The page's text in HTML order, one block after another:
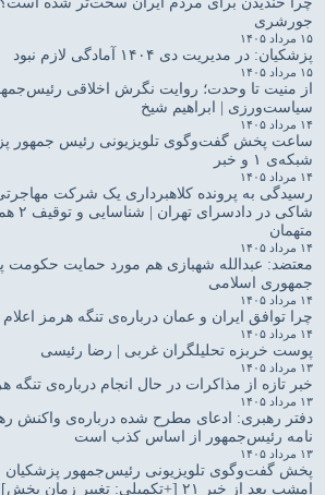
جورشری
۱۵ مرداد ۱۴۰۵
پزشکیان: در مدیریت دی ۱۴۰۴ آمادگی لازم نبود
۱۵ مرداد ۱۴۰۵
از منیت تا وحدت؛ روایت نگرش اخلاقی
سیاست‌ورزی | ابراهیم شیخ
۱۴ مرداد ۱۴۰۵
ساعت پخش گفت‌وگوی تلویزیونی رئیس جمهور
شبکه‌ی ۱ و خبر
۱۴ مرداد ۱۴۰۵
شاکی در
متهمان
۱۴ مرداد ۱۴۰۵
معتضد: عبدالله شهبازی هم مورد حمایت حکومت
جمهوری اسلامی
۱۴ مرداد ۱۴۰۵
چرا توافق ایران و عمان درباره‌ی تنگه هرمز
۱۴ مرداد ۱۴۰۵
پوست خربزه تحلیلگران غربی | رضا رئیسی
۱۳ مرداد ۱۴۰۵
خبر تازه از مذاکرات در حال انجام درباره‌ی تنگه
۱۳ مرداد ۱۴۰۵
دفتر رهبری: ادعای مطرح شده درباره‌ی واکنش
نامه رئیس‌جمهور از اساس کذب است
۱۳ مرداد ۱۴۰۵
پخش گفت‌وگوی تلویزیونی رئیس‌جمهور پزشکیان
امشب بعد از خبر ۲۱ [+تکمیلی: تغییر زمان پخش]